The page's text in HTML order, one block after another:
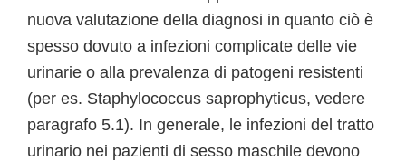
nuova valutazione della diagnosi in quanto ciò è
spesso dovuto a infezioni complicate delle vie
urinarie o alla prevalenza di patogeni resistenti
(per es. Staphylococcus saprophyticus, vedere
paragrafo 5.1). In generale, le infezioni del tratto
urinario nei pazienti di sesso maschile devono